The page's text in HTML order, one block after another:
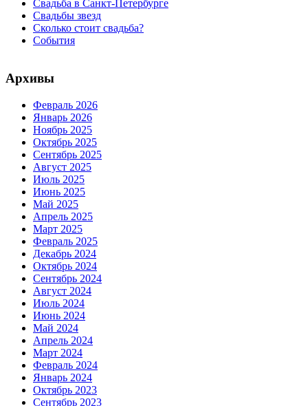
Свадьба в Санкт-Петербурге
Свадьбы звезд
Сколько стоит свадьба?
События
Архивы
Февраль 2026
Январь 2026
Ноябрь 2025
Октябрь 2025
Сентябрь 2025
Август 2025
Июль 2025
Июнь 2025
Май 2025
Апрель 2025
Март 2025
Февраль 2025
Декабрь 2024
Октябрь 2024
Сентябрь 2024
Август 2024
Июль 2024
Июнь 2024
Май 2024
Апрель 2024
Март 2024
Февраль 2024
Январь 2024
Октябрь 2023
Сентябрь 2023